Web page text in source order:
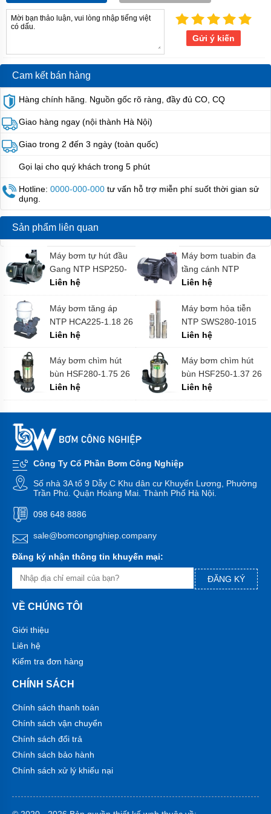
Máy
-
Italy
Máy
bơm
MATRA
italy
Máy
SEALAND
Italy
Máy
bơm
WILO
Quốc
Máy
HANIL
Hàn
Quốc
Máy
bơm
HITACHI
-
Japan
Máy
TSURUMI
Japan
Máy
bơm
PANASONIC
Inđô
Máy
bơm
SHIMIZU
-
bơm
Việt
Nam
Máy
SELTON-
Nam
Máy
bơm
Việt
bơm
Gửi ý kiến
Cam kết bán hàng
Hàng chính hãng. Nguồn gốc rõ ràng, đầy đủ CO, CQ
Giao hàng ngay (nội thành Hà Nội)
Giao trong 2 đến 3 ngày (toàn quốc)
Gọi lại cho quý khách trong 5 phút
Hotline: 0000-000-000 tư vấn hỗ trợ miễn phí suốt thời gian sử
dụng.
Sản phẩm liên quan
Máy bơm tự hút đầu
Gang NTP HSP250-
1.75 20 giá tốt
Liên hệ
Máy bơm tuabin đa
tầng cánh NTP
HTP250-22.2 26
chính hãng
Liên hệ
Máy bơm tăng áp
NTP HCA225-1.18 26
1/4HP giá tốt
Liên hệ
Máy bơm hỏa tiễn
NTP SWS280-1015
20 (Cánh nhựa) 20
HP giá tốt
Liên hệ
Máy bơm chìm hút
bùn HSF280-1.75 26
giá tốt
Liên hệ
Máy bơm chìm hút
bùn HSF250-1.37 26
giá tốt
Liên hệ
Công Ty Cổ Phần Bơm Công Nghiệp
Số nhà 3A tổ 9 Dẫy C Khu dân cư Khuyến Lương, Phường
Trần Phú. Quận Hoàng Mai. Thành Phố Hà Nội.
098 648 8886
sale@bomcongnghiep.company
Đăng ký nhận thông tin khuyến mại:
ĐĂNG KÝ
VỀ CHÚNG TÔI
Giới thiệu
Liên hệ
Kiểm tra đơn hàng
CHÍNH SÁCH
Chính sách thanh toán
Chính sách vận chuyển
Chính sách đổi trả
Chính sách bảo hành
Chính sách xử lý khiếu nại